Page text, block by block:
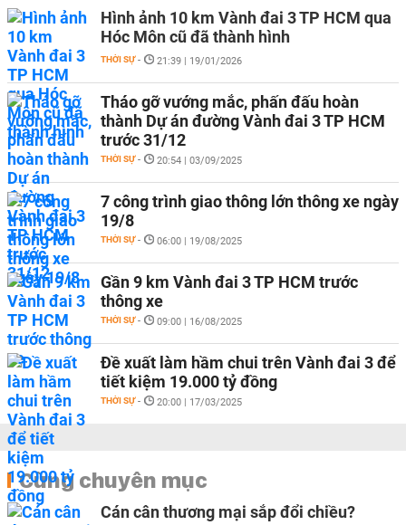
Hình ảnh 10 km Vành đai 3 TP HCM qua
Hóc Môn cũ đã thành hình
THỜI SỰ - 21:39 | 19/01/2026
Tháo gỡ vướng mắc, phấn đấu hoàn
thành Dự án đường Vành đai 3 TP HCM
trước 31/12
THỜI SỰ - 20:54 | 03/09/2025
7 công trình giao thông lớn thông xe ngày
19/8
THỜI SỰ - 06:00 | 19/08/2025
Gần 9 km Vành đai 3 TP HCM trước
thông xe
THỜI SỰ - 09:00 | 16/08/2025
Đề xuất làm hầm chui trên Vành đai 3 để
tiết kiệm 19.000 tỷ đồng
THỜI SỰ - 20:00 | 17/03/2025
Cùng chuyên mục
Cán cân thương mại sắp đổi chiều?